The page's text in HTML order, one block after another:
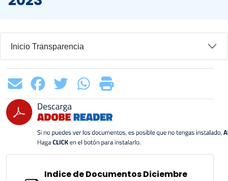
Inicio Transparencia
Indice de Documentos Diciembre